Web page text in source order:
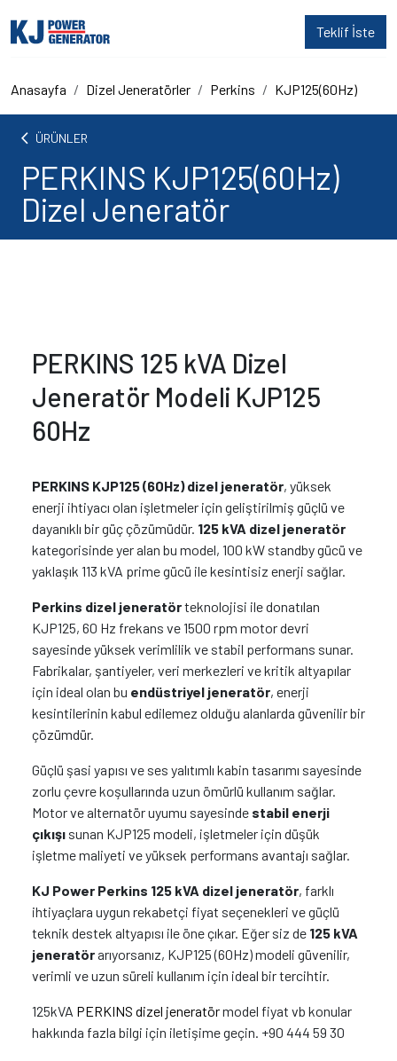
Teklif İste
Anasayfa Dizel Jeneratörler Perkins KJP125(60Hz)
arrow_back_ios ÜRÜNLER
PERKINS KJP125(60Hz)
Dizel Jeneratör
PERKINS 125 kVA Dizel
Jeneratör Modeli KJP125
60Hz
PERKINS KJP125 (60Hz) dizel jeneratör, yüksek
enerji ihtiyacı olan işletmeler için geliştirilmiş güçlü ve
dayanıklı bir güç çözümüdür. 125 kVA dizel jeneratör
kategorisinde yer alan bu model, 100 kW standby gücü ve
yaklaşık 113 kVA prime gücü ile kesintisiz enerji sağlar.
Perkins dizel jeneratörteknolojisi ile donatılan
KJP125, 60 Hz frekans ve 1500 rpm motor devri
sayesinde yüksek verimlilik ve stabil performans sunar.
Fabrikalar, şantiyeler, veri merkezleri ve kritik altyapılar
için ideal olan bu endüstriyel jeneratör, enerji
kesintilerinin kabul edilemez olduğu alanlarda güvenilir bir
çözümdür.
Güçlü şasi yapısı ve ses yalıtımlı kabin tasarımı sayesinde
zorlu çevre koşullarında uzun ömürlü kullanım sağlar.
Motor ve alternatör uyumu sayesinde stabil enerji
çıkışı sunan KJP125 modeli, işletmeler için düşük
işletme maliyeti ve yüksek performans avantajı sağlar.
KJ Power Perkins 125 kVA dizel jeneratör, farklı
ihtiyaçlara uygun rekabetçi fiyat seçenekleri ve güçlü
teknik destek altyapısı ile öne çıkar. Eğer siz de 125 kVA
jeneratörarıyorsanız, KJP125 (60Hz) modeli güvenilir,
verimli ve uzun süreli kullanım için ideal bir tercihtir.
125kVA PERKINS dizel jeneratörmodel fiyat vb konular
hakkında fazla bilgi için iletişime geçin. +90 444 59 30